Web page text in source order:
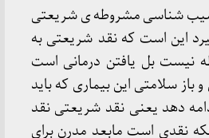
شناسی مشروطه ی شریعتی
این است که نقد شریعتی به
نیست بل یافتن درمانی است
باز سلامتی این بیماری که باید
دهد یعنی نقد شریعتی نقد
نقدی است مابعد مدرن برای